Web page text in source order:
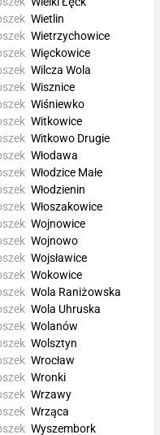
Wietlin
Wietrzychowice
Więckowice
Wilcza Wola
Wisznice
Wiśniewko
Witkowice
Witkowo Drugie
Włodawa
Włodzice Małe
Włodzienin
Włoszakowice
Wojnowice
Wojnowo
Wojsławice
Wokowice
Wola Raniżowska
Wola Uhruska
Wolanów
Wolsztyn
Wrocław
Wronki
Wrzawy
Wrząca
Wyszembork